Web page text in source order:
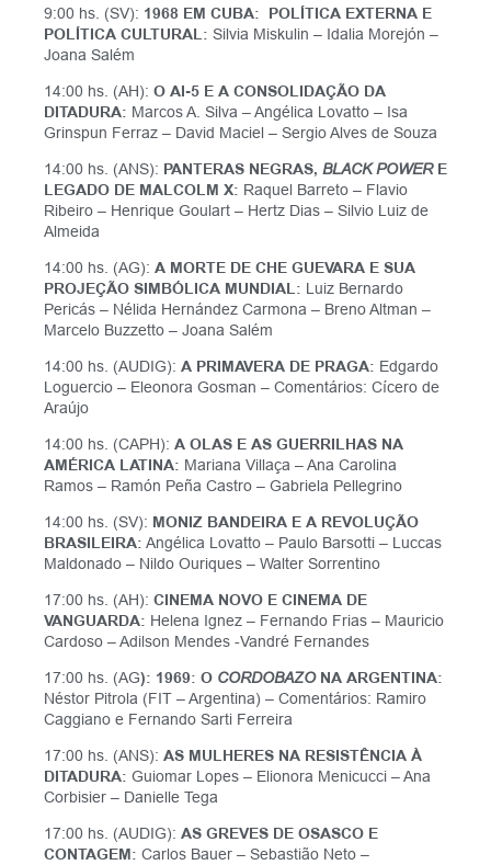
9:00 hs. (SV): 1968 EM CUBA: POLÍTICA EXTERNA E
POLÍTICA CULTURAL: Silvia Miskulin – Idalia Morejón –
Joana Salém
14:00 hs. (AH): O AI-5 E A CONSOLIDAÇÃO DA
DITADURA: Marcos A. Silva – Angélica Lovatto – Isa
Grinspun Ferraz – David Maciel – Sergio Alves de Souza
14:00 hs. (ANS): PANTERAS NEGRAS, BLACK POWERE
LEGADO DE MALCOLM X: Raquel Barreto – Flavio
Ribeiro – Henrique Goulart – Hertz Dias – Silvio Luiz de
Almeida
14:00 hs. (AG): A MORTE DE CHE GUEVARA E SUA
PROJEÇÃO SIMBÓLICA MUNDIAL: Luiz Bernardo
Pericás – Nélida Hernández Carmona – Breno Altman –
Marcelo Buzzetto – Joana Salém
14:00 hs. (AUDIG): A PRIMAVERA DE PRAGA: Edgardo
Loguercio – Eleonora Gosman – Comentários: Cícero de
Araújo
14:00 hs. (CAPH): A OLAS E AS GUERRILHAS NA
AMÉRICA LATINA: Mariana Villaça – Ana Carolina
Ramos – Ramón Peña Castro – Gabriela Pellegrino
14:00 hs. (SV): MONIZ BANDEIRA E A REVOLUÇÃO
BRASILEIRA: Angélica Lovatto – Paulo Barsotti – Luccas
Maldonado – Nildo Ouriques – Walter Sorrentino
17:00 hs. (AH): CINEMA NOVO E CINEMA DE
VANGUARDA: Helena Ignez – Fernando Frias – Mauricio
Cardoso – Adilson Mendes -Vandré Fernandes
17:00 hs. (AG): 1969: O CORDOBAZONA ARGENTINA:
Néstor Pitrola (FIT – Argentina) – Comentários: Ramiro
Caggiano e Fernando Sarti Ferreira
17:00 hs. (ANS): AS MULHERES NA RESISTÊNCIA À
DITADURA: Guiomar Lopes – Elionora Menicucci – Ana
Corbisier – Danielle Tega
17:00 hs. (AUDIG): AS GREVES DE OSASCO E
CONTAGEM: Carlos Bauer – Sebastião Neto –